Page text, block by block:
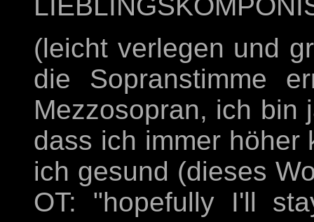
(leicht verlegen und
die Sopranstimme
Mezzosopran, ich bin
dass ich immer höher
ich gesund (dieses
OT: "hopefully I'll